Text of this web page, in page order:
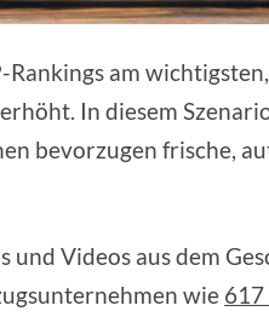
am
In diesem
bevorzugen frische,
und Videos aus dem
wie